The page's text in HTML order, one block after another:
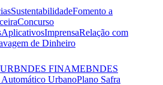
SustentabilidadeFomento a
Concurso
AplicativosImprensaRelação com
de Dinheiro
BNDES FINAMEBNDES
UrbanoPlano Safra